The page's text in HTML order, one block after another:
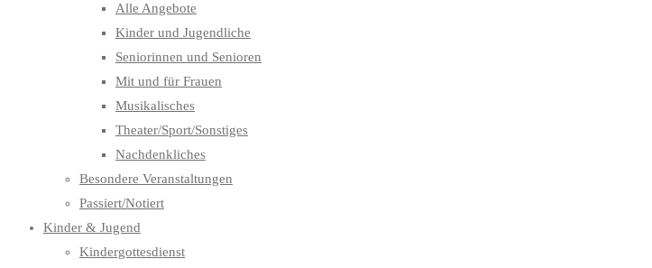
Alle Angebote
Kinder und Jugendliche
Seniorinnen und Senioren
Mit und für Frauen
Musikalisches
Theater/Sport/Sonstiges
Nachdenkliches
Besondere Veranstaltungen
Passiert/Notiert
Kinder & Jugend
Kindergottesdienst